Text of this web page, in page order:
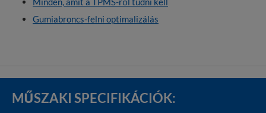
Gumiabroncs-felni optimalizálás
MŰSZAKI SPECIFIKÁCIÓK: